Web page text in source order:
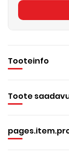
Tooteinfo
Toote